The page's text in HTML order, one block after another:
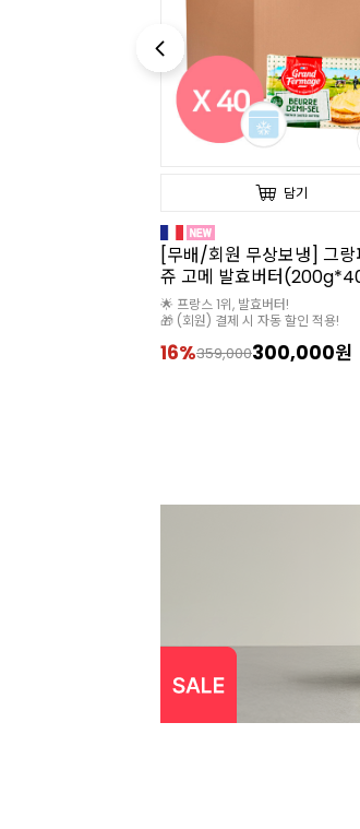
담기
[반호튼]다크 커버처초콜릿
(12.5kg/56.1%/대용량)
🍫부드러운 식감과 작업성이 뛰어나요
🧊 5월~9월까지는 아이스박스 필수
17%359,000299,000원